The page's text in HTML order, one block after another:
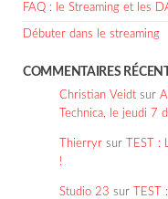
FAQ : le Streaming et les
Débuter dans le streaming
COMMENTAIRES
Christian Veidt sur
Technica, le jeudi 7
Thierryr sur
TEST
!
Studio 23 sur